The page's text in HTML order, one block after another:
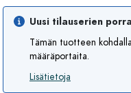
Uusi tilauserien
Tämän tuotteen
määräportaita.
Lisätietoja